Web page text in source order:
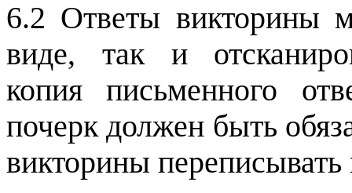
6.2 Ответы викторины
виде, так и
копия письменного
почерк должен быть
викторины переписывать